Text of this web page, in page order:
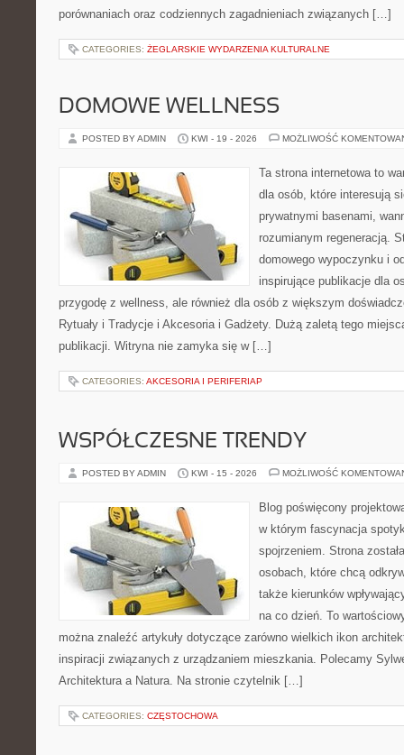
porównaniach oraz codziennych zagadnieniach związanych […]
CATEGORIES: ŻEGLARSKIE WYDARZENIA KULTURALNE
DOMOWE WELLNESS
POSTED BY ADMIN KWI - 19 - 2026 MOŻLIWOŚĆ
Ta strona internetowa to
dla osób, które interesują
prywatnymi basenami,
rozumianym regeneracją.
domowego wypoczynku i
inspirujące publikacje dla
przygodę z wellness, ale również dla osób z większym
Rytuały i Tradycje i Akcesoria i Gadżety. Dużą zaletą tego
publikacji. Witryna nie zamyka się w […]
CATEGORIES: AKCESORIA I PERIFERIAP
WSPÓŁCZESNE TRENDY
POSTED BY ADMIN KWI - 15 - 2026 MOŻLIWOŚĆ
Blog poświęcony
w którym fascynacja
spojrzeniem. Strona
osobach, które chcą
także kierunków
na co dzień. To
można znaleźć artykuły dotyczące zarówno wielkich ikon
inspiracji związanych z urządzaniem mieszkania. Polecamy
Architektura a Natura. Na stronie czytelnik […]
CATEGORIES: CZĘSTOCHOWA